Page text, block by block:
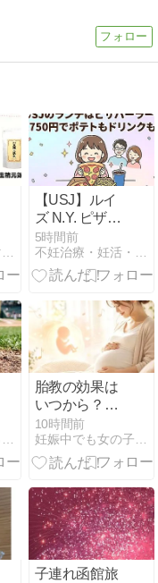
【USJ】ルイ
ズ N.Y. ピザパ
ーラーは子連
れランチのコ
スパ最強‼️
べられる他の
レストランも
紹介🍕
5時間前
胎教の効果は
いつから？お
すすめの方法
と音楽を専門
家が徹底解
10時間前
子連れ函館旅